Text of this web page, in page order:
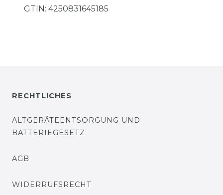
GTIN: 4250831645185
RECHTLICHES
ALTGERÄTEENTSORGUNG UND
BATTERIEGESETZ
AGB
WIDERRUFSRECHT